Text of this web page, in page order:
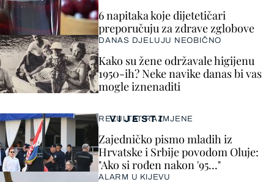
VIJESTI
REZULTAT RAZMJENE
Zajedničko pismo mladih iz
Hrvatske i Srbije povodom Oluje:
"Ako si rođen nakon '95..."
ALARM U KIJEVU
6 napitaka koje dijetetičari
preporučuju za zdrave zglobove
DANAS DJELUJU NEOBIČNO
Kako su žene održavale higijenu
1950-ih? Neke navike danas bi vas
mogle iznenaditi